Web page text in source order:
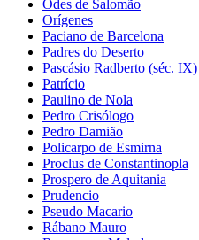
Odes de Salomão
Orígenes
Paciano de Barcelona
Padres do Deserto
Pascásio Radberto (séc. IX)
Patrício
Paulino de Nola
Pedro Crisólogo
Pedro Damião
Policarpo de Esmirna
Proclus de Constantinopla
Prospero de Aquitania
Prudencio
Pseudo Macario
Rábano Mauro